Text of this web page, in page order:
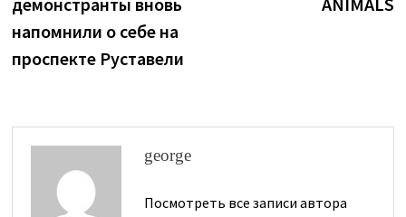
записям
напомнили о себе на
проспекте Руставели
george
Посмотреть все записи автора